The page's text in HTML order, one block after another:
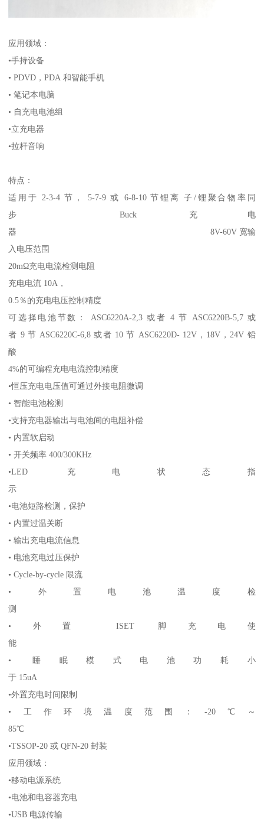
应用领域：
•手持设备
• PDVD，PDA 和智能手机
• 笔记本电脑
• 自充电电池组
•立充电器
•拉杆音响
特点：
适用于 2-3-4 节， 5-7-9 或 6-8-10 节锂离 子/锂聚合物率同
步 Buck 充电
器 8V-60V 宽输
入电压范围
20mΩ充电电流检测电阻
充电电流 10A，
0.5％的充电电压控制精度
可选择电池节数： ASC6220A-2,3 或者 4 节 ASC6220B-5,7 或
者 9 节 ASC6220C-6,8 或者 10 节 ASC6220D- 12V，18V，24V 铅
酸
4%的可编程充电电流控制精度
•恒压充电电压值可通过外接电阻微调
• 智能电池检测
•支持充电器输出与电池间的电阻补偿
• 内置软启动
• 开关频率 400/300KHz
•LED 充电状态指
示
•电池短路检测，保护
• 内置过温关断
• 输出充电电流信息
• 电池充电过压保护
• Cycle-by-cycle 限流
•外置电池温度检
测
•外置 ISET 脚充电使
能
• 睡眠模式电池功耗小
于 15uA
•外置充电时间限制
•工作环境温度范围：-20℃～
85℃
•TSSOP-20 或 QFN-20 封装
应用领域：
•移动电源系统
•电池和电容器充电
•USB 电源传输